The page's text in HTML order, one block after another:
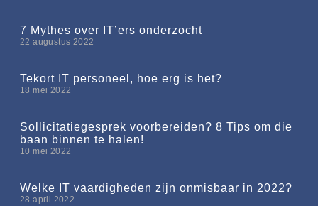
7 Mythes over IT’ers onderzocht
22 augustus 2022
Tekort IT personeel, hoe erg is het?
18 mei 2022
Sollicitatiegesprek voorbereiden? 8 Tips om die
baan binnen te halen!
10 mei 2022
Welke IT vaardigheden zijn onmisbaar in 2022?
28 april 2022